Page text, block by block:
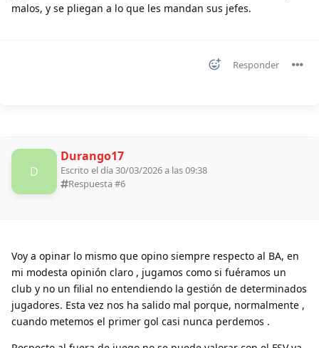
malos, y se pliegan a lo que les mandan sus jefes.
Responder
D
Durango17
Escrito el día 30/03/2026 a las 09:38
Respuesta #6
Voy a opinar lo mismo que opino siempre respecto al BA, en
mi modesta opinión claro , jugamos como si fuéramos un
club y no un filial no entendiendo la gestión de determinados
jugadores. Esta vez nos ha salido mal porque, normalmente ,
cuando metemos el primer gol casi nunca perdemos .